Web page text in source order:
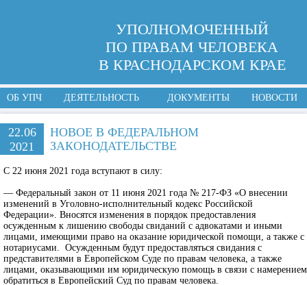
УПОЛНОМОЧЕННЫЙ
ПО ПРАВАМ ЧЕЛОВЕКА
В КРАСНОДАРСКОМ КРАЕ
ОБ УПЧ ДЕЯТЕЛЬНОСТЬ ДОКУМЕНТЫ НОВОСТИ
22.06
2021
НОВОЕ В ФЕДЕРАЛЬНОМ
ЗАКОНОДАТЕЛЬСТВЕ
C 22 июня 2021 года вступают в силу:
— Федеральный закон от 11 июня 2021 года № 217-ФЗ «О внесении
изменений в Уголовно-исполнительный кодекс Российской
Федерации». Вносятся изменения в порядок предоставления
осужденным к лишению свободы свиданий с адвокатами и иными
лицами, имеющими право на оказание юридической помощи, а также с
нотариусами. Осужденным будут предоставляться свидания с
представителями в Европейском Суде по правам человека, а также
лицами, оказывающими им юридическую помощь в связи с намерением
обратиться в Европейский Суд по правам человека.